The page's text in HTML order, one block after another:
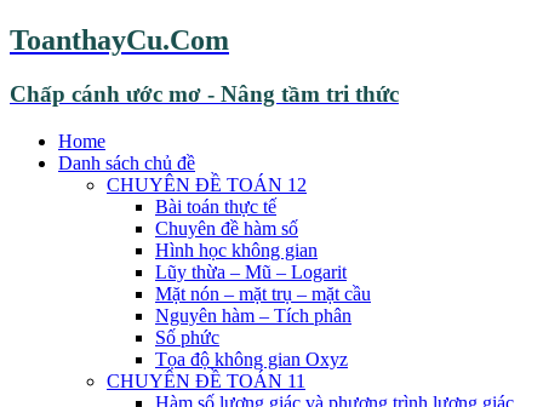
ToanthayCu.Com
Chấp cánh ước mơ - Nâng tầm tri thức
Home
Danh sách chủ đề
CHUYÊN ĐỀ TOÁN 12
Bài toán thực tế
Chuyên đề hàm số
Hình học không gian
Lũy thừa – Mũ – Logarit
Mặt nón – mặt trụ – mặt cầu
Nguyên hàm – Tích phân
Số phức
Tọa độ không gian Oxyz
CHUYÊN ĐỀ TOÁN 11
Hàm số lượng giác và phương trình lượng giác